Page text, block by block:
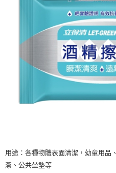
是否繳費成功／繳費後需取消欲退款
https://
【注意事項】
１．透過由恩沛科技股份有限公司提
易，需依本服務之必要範圍內提供個
權轉讓予恩沛科技股份有限公司。
２．關於個人資料處理事宜，請瀏覽以
https://aftee.tw/terms/#terms3
「AFTEE先享後付」，若未經同意申
任。
恩沛科技股份有限公司將有權停止該
每筆NT$60，滿NT$599(含以上)
每筆NT$120，滿NT$899(含以上
用途：各種物體表面清潔，幼童用品
潔、公共坐墊等